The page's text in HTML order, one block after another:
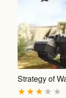
Strategy of
★
★
★
★
★